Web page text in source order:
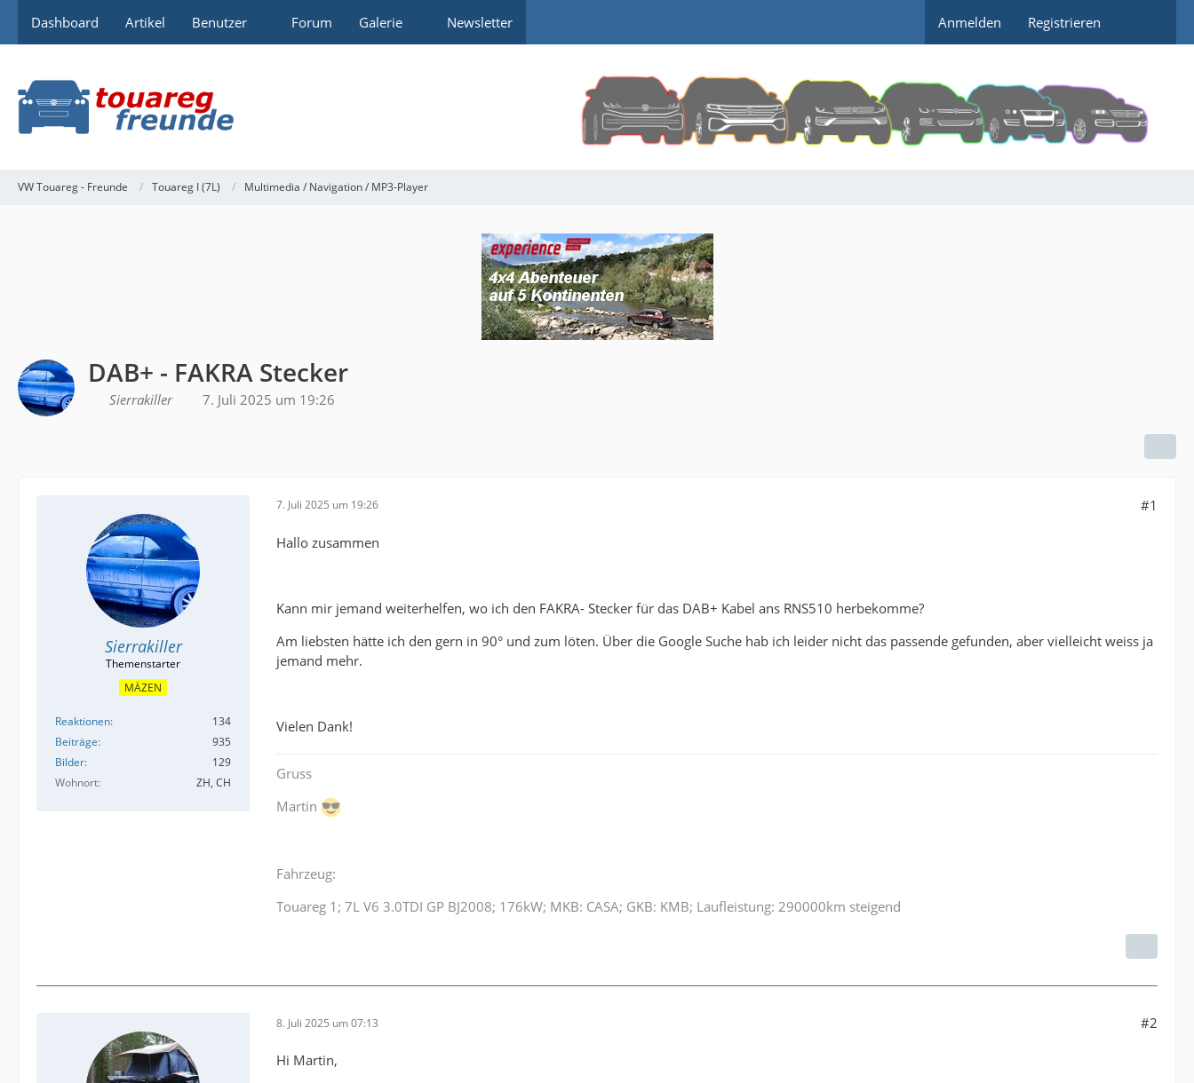
Dashboard Artikel Benutzer Forum Galerie Newsletter Anmelden Registrieren
VW Touareg - Freunde Touareg I (7L) Multimedia / Navigation / MP3-Player
DAB+ - FAKRA Stecker
Sierrakiller 7. Juli 2025 um 19:26
Sierrakiller
MÄZEN
Reaktionen
134
Beiträge
935
Bilder
129
Wohnort
ZH, CH
7. Juli 2025 um 19:26 #1
Hallo zusammen
Kann mir jemand weiterhelfen, wo ich den FAKRA- Stecker für das DAB+ Kabel ans RNS510 herbekomme?
Am liebsten hätte ich den gern in 90° und zum löten. Über die Google Suche hab ich leider nicht das passende gefunden, aber vielleicht weiss ja
jemand mehr.
Vielen Dank!
Gruss
Martin
Fahrzeug:
Touareg 1; 7L V6 3.0TDI GP BJ2008; 176kW; MKB: CASA; GKB: KMB; Laufleistung: 290000km steigend
8. Juli 2025 um 07:13 #2
Hi Martin,